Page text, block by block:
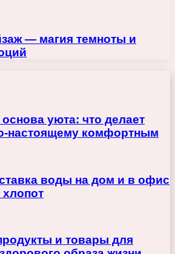
— магия темноты и
уюта: что делает
настоящему комфортным
воды на дом и в офис
и товары для